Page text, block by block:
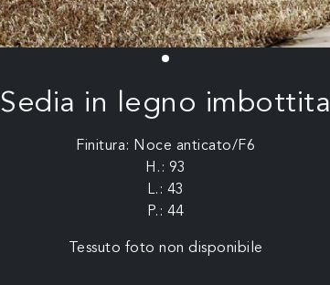
Sedia in legno imbottita
Finitura: Noce anticato/F6
H.: 93
L.: 43
P.: 44
Tessuto foto non disponibile